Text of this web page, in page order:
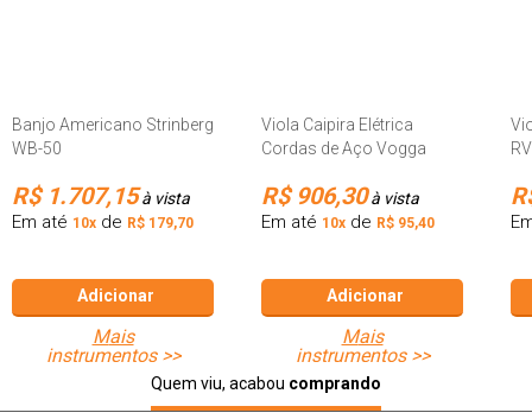
Banjo Americano Strinberg
WB-50
R$ 1.707,15à vista
Em até 10x de R$ 179,70
Adicionar
mais
instrumentos >>
Viola Caipira Elétrica
Cordas de Aço Vogga
R$ 906,30à vista
Em até 10x de R$ 95,40
Adicionar
mais
instrumentos >>
Quem viu, acabou comprando